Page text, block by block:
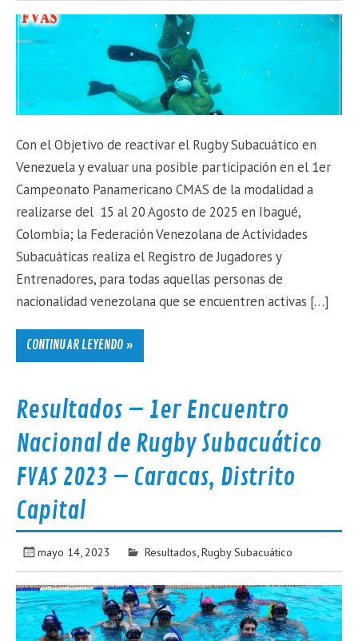
Con el Objetivo de reactivar el Rugby Subacuático en
Venezuela y evaluar una posible participación en el 1er
Campeonato Panamericano CMAS de la modalidad a
realizarse del 15 al 20 Agosto de 2025 en Ibagué,
Colombia; la Federación Venezolana de Actividades
Subacuáticas realiza el Registro de Jugadores y
Entrenadores, para todas aquellas personas de
nacionalidad venezolana que se encuentren activas […]
CONTINUAR LEYENDO »
Resultados – 1er Encuentro
Nacional de Rugby Subacuático
FVAS 2023 – Caracas, Distrito
Capital
mayo 14, 2023 Resultados,Rugby Subacuático